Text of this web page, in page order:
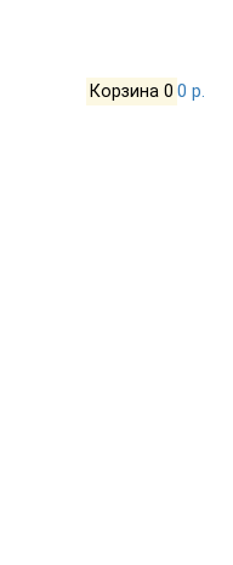
Корзина 0 0 р.